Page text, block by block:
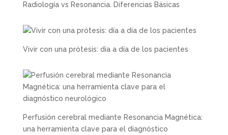
Radiología vs Resonancia. Diferencias Básicas
Vivir con una prótesis: día a día de los pacientes
Perfusión cerebral mediante Resonancia Magnética:
una herramienta clave para el diagnóstico